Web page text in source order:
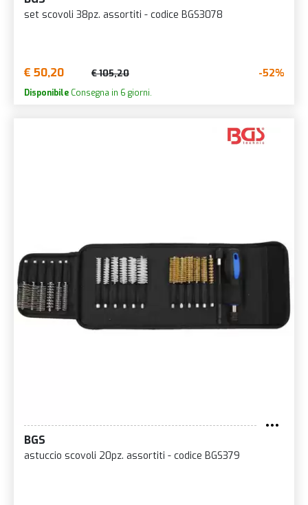
set scovoli 38pz. assortiti - codice BGS3078
€ 50,20 € 105,20 -52%
Disponibile Consegna in 6 giorni.
BGS
astuccio scovoli 20pz. assortiti - codice BGS379